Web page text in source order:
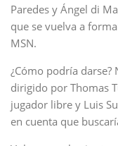
Paredes y Ángel di
que se vuelva a
MSN.
¿Cómo podría
dirigido por Thomas
jugador libre y Luis
en cuenta que